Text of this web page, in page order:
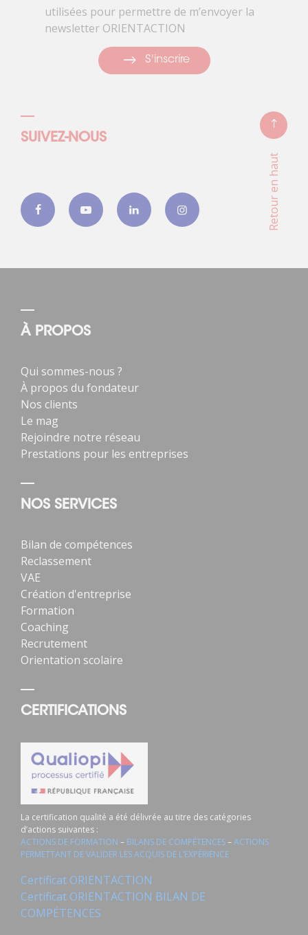
utilisées pour permettre de m’envoyer la
newsletter ORIENTACTION
S'inscrire
SUIVEZ-NOUS
Retour en haut
À PROPOS
Qui sommes-nous ?
À propos du fondateur
Nos clients
Le mag
Rejoindre notre réseau
Prestations pour les entreprises
NOS SERVICES
Bilan de compétences
Reclassement
VAE
Création d'entreprise
Formation
Coaching
Recrutement
Orientation scolaire
CERTIFICATIONS
La certification qualité a été délivrée au titre des catégories
d’actions suivantes :
ACTIONS DE FORMATION – BILANS DE COMPÉTENCES–ACTIONS
PERMETTANT DE VALIDER LES ACQUIS DE L’EXPÉRIENCE
Certificat ORIENTACTION
Certificat ORIENTACTION BILAN DE
COMPÉTENCES